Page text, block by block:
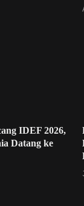
IDEF 2026,
Datang ke